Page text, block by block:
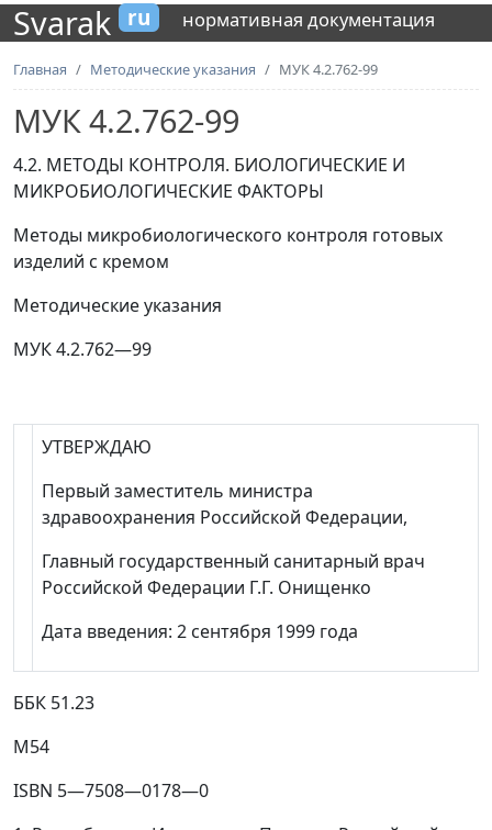
Svarak ru нормативная документация
Главная Методические указания МУК 4.2.762-99
МУК 4.2.762-99
4.2. МЕТОДЫ КОНТРОЛЯ. БИОЛОГИЧЕСКИЕ И
МИКРОБИОЛОГИЧЕСКИЕ ФАКТОРЫ
Методы микробиологического контроля готовых
изделий с кремом
Методические указания
МУК 4.2.762—99
УТВЕРЖДАЮ
Первый заместитель министра
здравоохранения Российской Федерации,
Главный государственный санитарный врач
Российской Федерации Г.Г. Онищенко
Дата введения: 2 сентября 1999 года
ББК 51.23
М54
ISBN 5—7508—0178—0